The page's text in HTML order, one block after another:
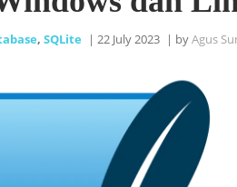
, SQLite | 22 July 2023 | byAgus